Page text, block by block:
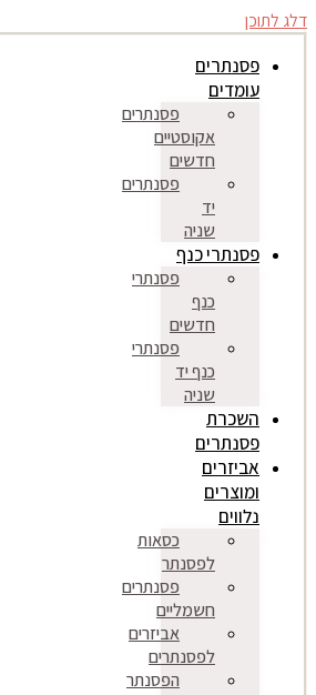
דלג לתוכן
פסנתרים
עומדים
פסנתרים
אקוסטיים
חדשים
פסנתרים
יד
שניה
פסנתרי כנף
פסנתרי
כנף
חדשים
פסנתרי
כנף יד
שניה
השכרת
פסנתרים
אביזרים
ומוצרים
נלווים
כסאות
לפסנתר
פסנתרים
חשמליים
אביזרים
לפסנתרים
הפסנתר